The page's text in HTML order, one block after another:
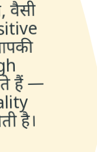
वैसी
हैं —
है।